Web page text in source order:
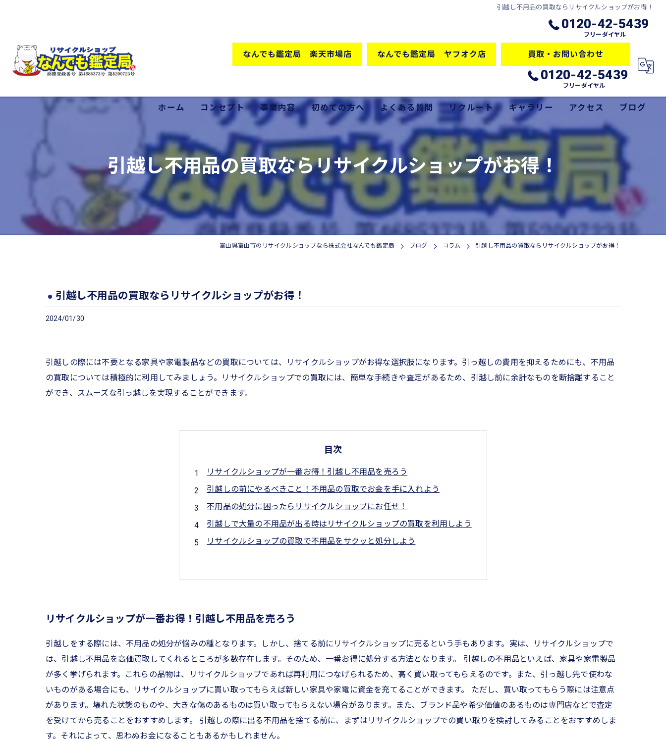
引越し不用品の買取ならリサイクルショップがお得！
0120-42-5439
フリーダイヤル
なんでも鑑定局 楽天市場店 なんでも鑑定局 ヤフオク店 買取・お問い合わせ
0120-42-5439
フリーダイヤル
ホーム コンセプト
低価格の秘密
事業内容
買取
販売
出張買取
家具
初めての方へ よくある質問 リクルート ギャラリー
サービス
アクセス ブログ
引越し不用品の買取ならリサイクルショップがお得！
富山県富山市のリサイクルショップなら株式会社なんでも鑑定局 ブログ コラム 引越し不用品の買取ならリサイクルショップがお得！
引越し不用品の買取ならリサイクルショップがお得！
2024/01/30
引越しの際には不要となる家具や家電製品などの買取については、リサイクルショップがお得な選択肢になります。引っ越しの費用を抑えるためにも、不用品
の買取については積極的に利用してみましょう。リサイクルショップでの買取には、簡単な手続きや査定があるため、引越し前に余計なものを断捨離すること
ができ、スムーズな引っ越しを実現することができます。
目次
リサイクルショップが一番お得！引越し不用品を売ろう
引越しの前にやるべきこと！不用品の買取でお金を手に入れよう
不用品の処分に困ったらリサイクルショップにお任せ！
引越しで大量の不用品が出る時はリサイクルショップの買取を利用しよう
リサイクルショップの買取で不用品をサクッと処分しよう
リサイクルショップが一番お得！引越し不用品を売ろう
引越しをする際には、不用品の処分が悩みの種となります。しかし、捨てる前にリサイクルショップに売るという手もあります。実は、リサイクルショップで
は、引越し不用品を高価買取してくれるところが多数存在します。そのため、一番お得に処分する方法となります。 引越しの不用品といえば、家具や家電製品
が多く挙げられます。これらの品物は、リサイクルショップであれば再利用につなげられるため、高く買い取ってもらえるのです。また、引っ越し先で使わな
いものがある場合にも、リサイクルショップに買い取ってもらえば新しい家具や家電に資金を充てることができます。 ただし、買い取ってもらう際には注意点
があります。壊れた状態のものや、大きな傷のあるものは買い取ってもらえない場合があります。また、ブランド品や希少価値のあるものは専門店などで査定
を受けてから売ることをおすすめします。 引越しの際に出る不用品を捨てる前に、まずはリサイクルショップでの買い取りを検討してみることをおすすめしま
す。それによって、思わぬお金になることもあるかもしれません。